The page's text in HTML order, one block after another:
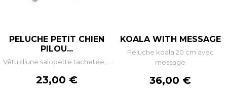
PELUCHE PETIT CHIEN
PILOU...
Vêtu d’une salopette tachetée,...
Prix
23,00 €
KOALA WITH MESSAGE
Peluche koala 20 cm avec
message
Prix
36,00 €